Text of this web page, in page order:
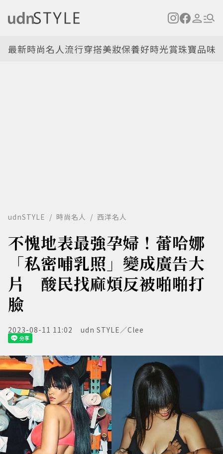
最新時尚名人流行穿搭美妝保養好時光賞珠寶品味
udnSTYLE 時尚名人 西洋名人
不愧地表最強孕婦！蕾哈娜
「私密哺乳照」變成廣告大
片 酸民找麻煩反被啪啪打
臉
2023-08-11 11:02 udn STYLE／Clee